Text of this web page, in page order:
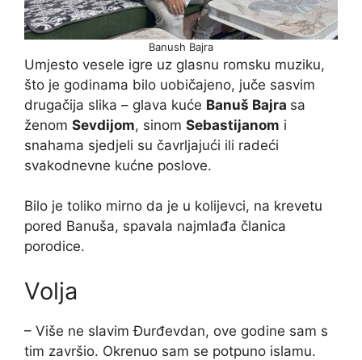
Banush Bajra
Umjesto vesele igre uz glasnu romsku muziku,
što je godinama bilo uobičajeno, juče sasvim
drugačija slika – glava kuće Banuš Bajra sa
ženom Sevdijom, sinom Sebastijanom i
snahama sjedjeli su čavrljajući ili radeći
svakodnevne kućne poslove.
Bilo je toliko mirno da je u kolijevci, na krevetu
pored Banuša, spavala najmlađa članica
porodice.
Volja
– Više ne slavim Đurđevdan, ove godine sam s
tim završio. Okrenuo sam se potpuno islamu.